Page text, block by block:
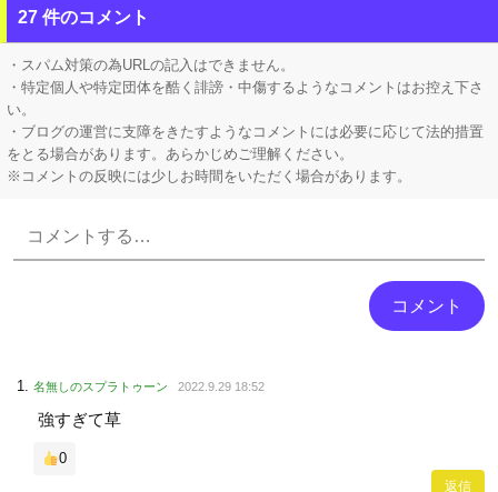
【極旨牛鉄板】 吉野家のステーキ定食1500円、ガチで美味そうｗｗｗ
【衝撃】 「かわいい虫」ランキング、ついに発表される
27 件のコメント
・スパム対策の為URLの記入はできません。
・特定個人や特定団体を酷く誹謗・中傷するようなコメントはお控え下さ
い。
・ブログの運営に支障をきたすようなコメントには必要に応じて法的措置
をとる場合があります。あらかじめご理解ください。
※コメントの反映には少しお時間をいただく場合があります。
名無しのスプラトゥーン 2022.9.29 18:52
強すぎて草
0
返信